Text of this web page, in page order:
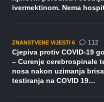
ivermektinom. Nema
ZNANSTVENE VIJESTI 6 112
Cjepiva protiv COVID-19
– Curenje cerebrospinale
nosa nakon uzimanja
testiranja na COVID 19…